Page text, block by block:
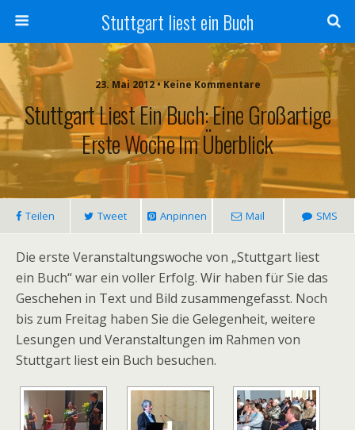
Stuttgart liest ein Buch
23. Mai 2012 • Keine Kommentare
Stuttgart Liest Ein Buch: Eine Großartige
Erste Woche Im Überblick
Teilen Tweet Anpinnen Mail SMS
Die erste Veranstaltungswoche von „Stuttgart liest
ein Buch“ war ein voller Erfolg. Wir haben für Sie das
Geschehen in Text und Bild zusammengefasst. Noch
bis zum Freitag haben Sie die Gelegenheit, weitere
Lesungen und Veranstaltungen im Rahmen von
Stuttgart liest ein Buch besuchen.